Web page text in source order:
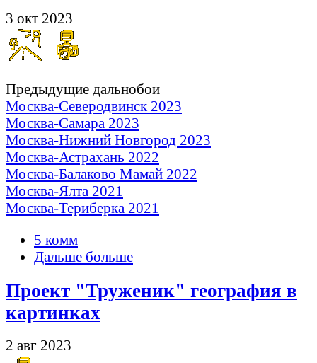
3 окт 2023
Предыдущие дальнобои
Москва-Северодвинск 2023
Москва-Самара 2023
Москва-Нижний Новгород 2023
Москва-Астрахань 2022
Москва-Балаково Мамай 2022
Москва-Ялта 2021
Москва-Териберка 2021
5 комм
Дальше больше
Проект "Труженик" география в
картинках
2 авг 2023